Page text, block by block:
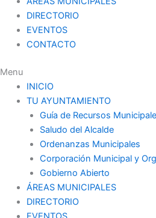
DIRECTORIO
EVENTOS
CONTACTO
Menu
INICIO
TU AYUNTAMIENTO
Guía de Recursos
Saludo del Alcalde
Ordenanzas Municipales
Corporación Municipal y
Gobierno Abierto
ÁREAS MUNICIPALES
DIRECTORIO